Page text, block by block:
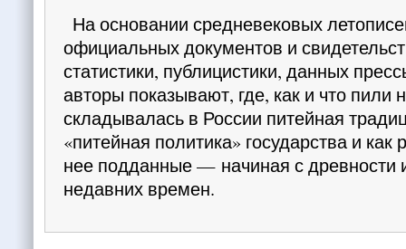
На основании средневековых
официальных документов и
статистики, публицистики, данных
авторы показывают, где, как и что пили
складывалась в России питейная
«питейная политика» государства и как
нее подданные — начиная с древности
недавних времен.